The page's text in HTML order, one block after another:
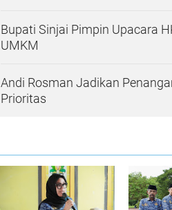
Bupati Sinjai Pimpin Upacara
UMKM
Andi Rosman Jadikan
Prioritas